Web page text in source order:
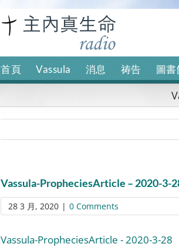
首頁 Vassula 消息 祷告 圖書
Vassula-PropheciesArticle – 2020-3-
28 3 月, 2020 | 0 Comments
Vassula-PropheciesArticle - 2020-3-28